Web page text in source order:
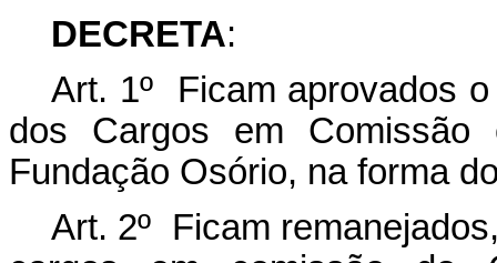
DECRETA:
Art. 1º Ficam aprovados
dos Cargos em
Fundação Osório, na forma
Art. 2º Ficam